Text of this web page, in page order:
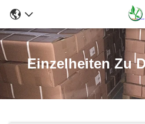
Einzelheiten Zu